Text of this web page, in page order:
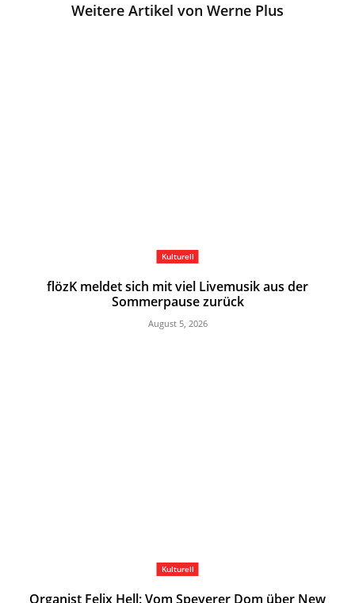
Weitere Artikel von Werne Plus
Kulturell
flözK meldet sich mit viel Livemusik aus der
Sommerpause zurück
August 5, 2026
Kulturell
Organist Felix Hell: Vom Speyerer Dom über New